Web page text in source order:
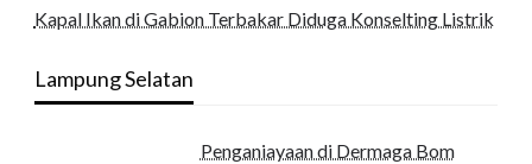
Kapal Ikan di Gabion Terbakar Diduga Konselting Listrik
Lampung Selatan
Penganiayaan di Dermaga Bom